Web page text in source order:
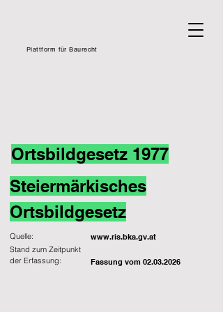
Plattform für Baurecht
Ortsbildgesetz 1977
Steiermärkisches
Ortsbildgesetz
Quelle: www.ris.bka.gv.at
Fassung vom 02.03.2026
Stand zum Zeitpunkt
der Erfassung: